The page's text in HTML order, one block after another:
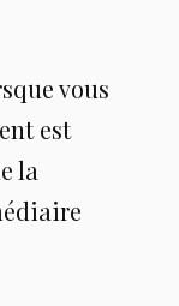
vous
est
la